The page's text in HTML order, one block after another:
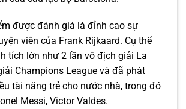
được đánh giá là đỉnh cao sự
viên của Frank Rijkaard. Cụ thể
tích lớn như 2 lần vô địch giải La
Champions League và đã phát
tài năng trẻ cho nước nhà, trong đó
Messi, Victor Valdes.